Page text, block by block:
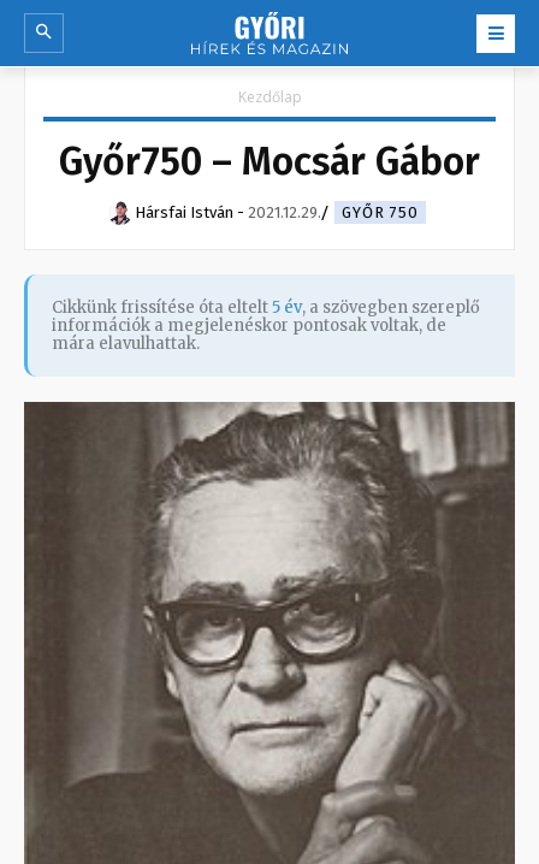
Kezdőlap
Győr750 – Mocsár Gábor
Hársfai István - 2021.12.29. GYŐR 750
Cikkünk frissítése óta eltelt5 év, a szövegben szereplő
információk a megjelenéskor pontosak voltak, de
mára elavulhattak.